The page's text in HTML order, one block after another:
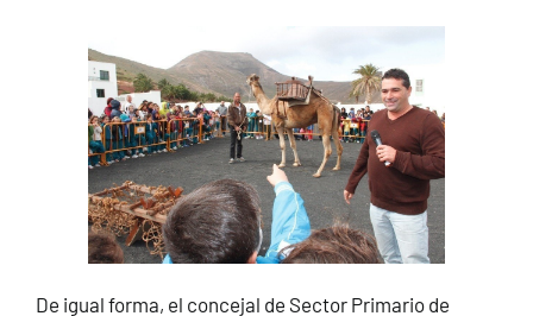
De igual forma, el concejal de Sector Primario de